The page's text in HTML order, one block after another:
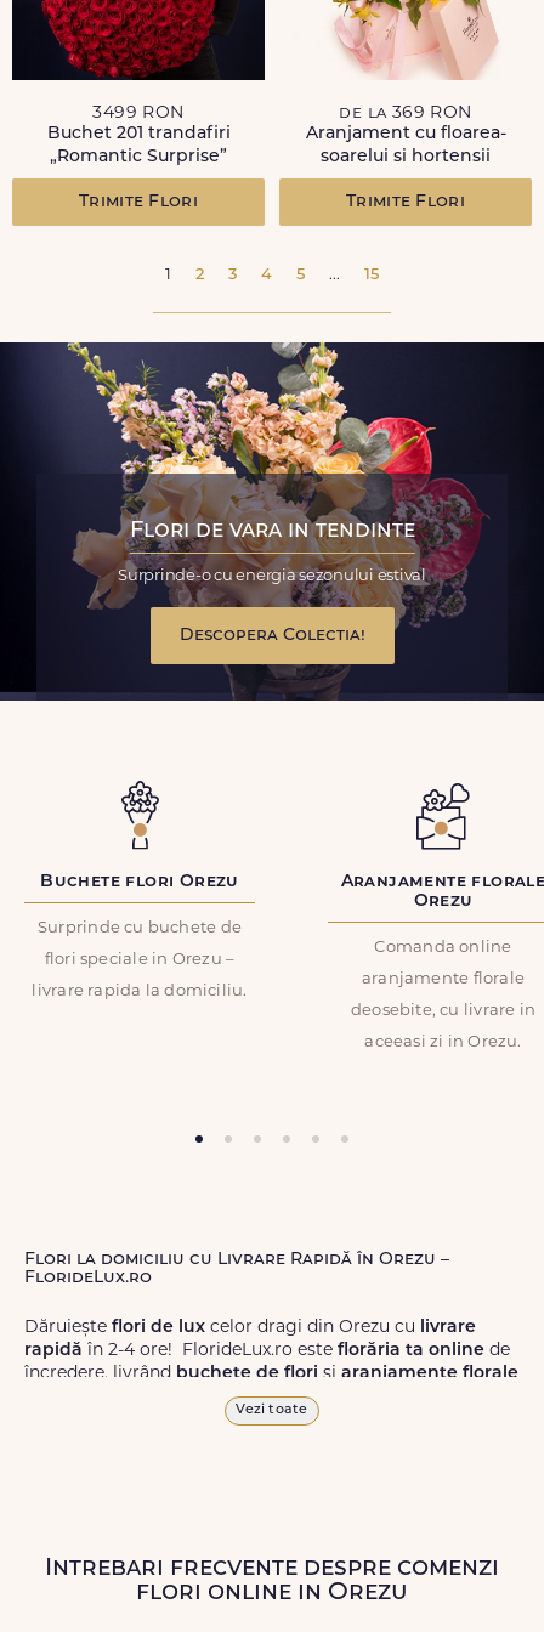
3499 RON
Buchet 201 trandafiri
„Romantic Surprise”
Trimite Flori
de la 369 RON
Aranjament cu floarea-
soarelui si hortensii
Trimite Flori
1 2 3 4 5 ... 15
Flori de vara in tendinte
Surprinde-o cu energia sezonului estival
Descopera Colectia!
Buchete flori Orezu
Surprinde cu buchete de
flori speciale in Orezu –
livrare rapida la domiciliu.
Aranjamente
Orezu
Comanda online
aranjamente florale
deosebite, cu livrare in
aceeasi zi in Orezu.
Flori la domiciliu cu Livrare Rapidă în Orezu –
FlorideLux.ro
Dăruiește flori de lux celor dragi din Orezu cu livrare
rapidă în 2-4 ore! FlorideLux.ro este florăria ta online de
încredere, livrând buchete de flori și aranjamente florale
de calitate superioară în Orezu și în toată România.
Livrăm buchete de florichiar și în weekend, pentru ca tu
să poți adresa un gest frumos atunci când ai nevoie.
Vezi toate
Intrebari frecvente despre comenzi
flori online in Orezu